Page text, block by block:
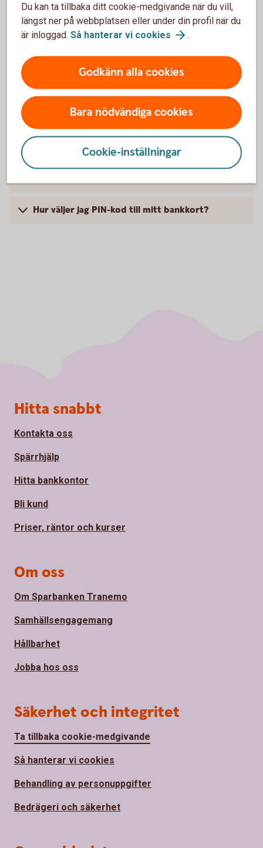
Hur fungerar tjänsten snabbsaldo?
Vad är dra och överför?
Vilka mobila tjänster kan anslutas till mig?
Jag har glömt PIN-koden till mitt bankkort, kan
Hur väljer jag PIN-kod till mitt bankkort?
Du kan ta tillbaka ditt cookie-medgivande när du vill,
längst ner på webbplatsen eller under din profil när du
är inloggad. Så hanterar vi cookies .
Godkänn alla cookies
Bara nödvändiga cookies
Cookie-inställningar
Sidfot
Hitta snabbt
Kontakta oss
Spärrhjälp
Hitta bankkontor
Bli kund
Priser, räntor och kurser
Om oss
Om Sparbanken Tranemo
Samhällsengagemang
Hållbarhet
Jobba hos oss
Säkerhet och integritet
Ta tillbaka cookie-medgivande
Så hanterar vi cookies
Behandling av personuppgifter
Bedrägeri och säkerhet